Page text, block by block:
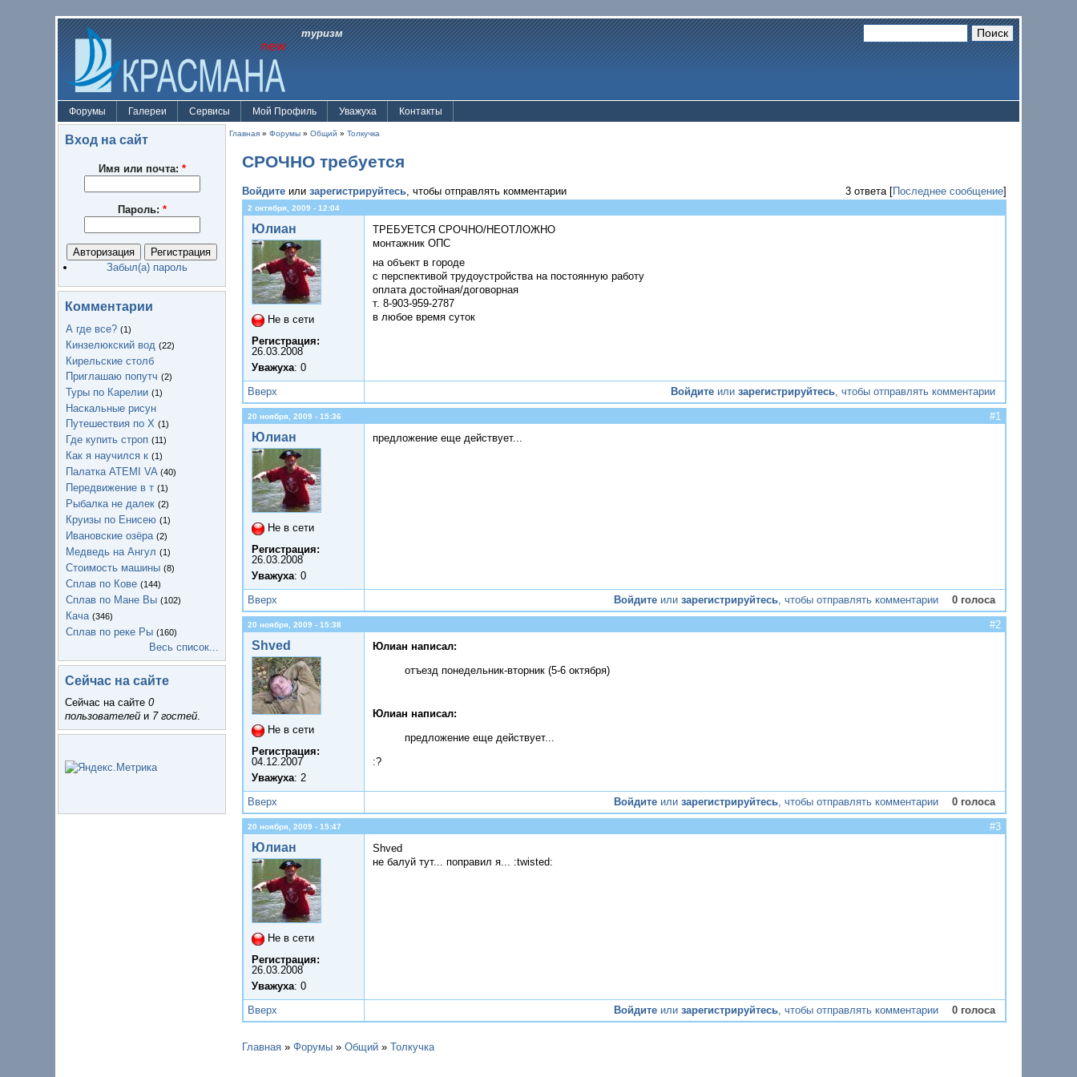
туризм
Форумы Галереи Сервисы Мой Профиль Уважуха Контакты
Вход на сайт
Имя или почта: *
Пароль: *
Забыл(а) пароль
Комментарии
А где все? (1)
Кинзелюкский вод (22)
Кирельские столб
Приглашаю попутч (2)
Туры по Карелии (1)
Наскальные рисун
Путешествия по Х (1)
Где купить строп (11)
Как я научился к (1)
Палатка ATEMI VA (40)
Передвижение в т (1)
Рыбалка не далек (2)
Круизы по Енисею (1)
Ивановские озёра (2)
Медведь на Ангул (1)
Стоимость машины (8)
Сплав по Кове (144)
Сплав по Мане Вы (102)
Кача (346)
Сплав по реке Ры (160)
Весь список...
Сейчас на сайте
Сейчас на сайте 0
пользователей и 7 гостей.
Главная » Форумы » Общий » Толкучка
СРОЧНО требуется
Войдите или зарегистрируйтесь, чтобы отправлять комментарии 3 ответа [Последнее сообщение]
2 октября, 2009 - 12:04
Юлиан
Не в сети
Регистрация:
26.03.2008
Уважуха: 0
ТРЕБУЕТСЯ СРОЧНО/НЕОТЛОЖНО
монтажник ОПС
на объект в городе
с перспективой трудоустройства на постоянную работу
оплата достойная/договорная
т. 8-903-959-2787
в любое время суток
Вверх Войдите илизарегистрируйтесь, чтобы отправлять комментарии
20 ноября, 2009 - 15:36 #1
Юлиан
Не в сети
Регистрация:
26.03.2008
Уважуха: 0
предложение еще действует...
Вверх Войдите илизарегистрируйтесь, чтобы отправлять комментарии 0 голоса
20 ноября, 2009 - 15:38 #2
Shved
Не в сети
Регистрация:
04.12.2007
Уважуха: 2
Юлиан написал:
отъезд понедельник-вторник (5-6 октября)
Юлиан написал:
предложение еще действует...
:?
Вверх Войдите илизарегистрируйтесь, чтобы отправлять комментарии 0 голоса
20 ноября, 2009 - 15:47 #3
Юлиан
Не в сети
Регистрация:
26.03.2008
Уважуха: 0
Shved
не балуй тут... поправил я... :twisted:
Вверх Войдите илизарегистрируйтесь, чтобы отправлять комментарии 0 голоса
Главная » Форумы » Общий » Толкучка